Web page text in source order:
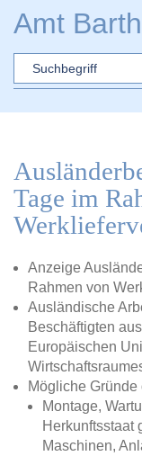
Amt Barth
Sword
Tage im
Anzeige
Rahmen von
Ausländische
Beschäftigten
Europäischen
Mögliche
Montage,
Herkunftsstaat
Maschinen,